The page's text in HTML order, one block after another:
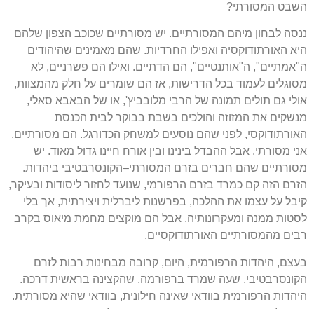
השבט המסורתי?
ננסה לבחון מיהם המסורתיים. יש מסורתיים שכוכב הצפון שלהם
היא האורתודוקסיה ואפילו החרדיות. שהם מאמינים שהיהודים
ה"אמתיים", ה"אותנטיים", הם הדתיים. ואילו הם פשרניים, לא
מסוגלים לעמוד בכל הדרישות, אז הם שומרים על חלק מהמצוות,
אולי גם תולים תמונה של הרבי מלובביץ', או של הבאבא סאלי,
מנשקים את המזוזה והולכים בשבת בבוקר לבית הכנסת
האורתודוקסי, לפני שהם נוסעים למשחק הכדורגל. הם מסורתיים.
אני מסורתי. אבל ההבדל בינינו ובין אורח חיינו גדול מאוד. יש
מסורתיים שהם חברים בזרם המסורתי–הקונסרבטיבי ביהדות.
הזרם הזה קם כמרד בזרם הרפורמי, שנועד לחזור ליסודות ובעיקר,
קיבל על עצמו את ההלכה, בפרשנות ליברלית ויצירתית, אך בלי
לסטות ממנה ומעקרונותיה. אבל הם מוקצים מחמת מיאוס בקרב
רבים מהמסורתיים האורתודוקסיים.
בעצם, היהדות הרפורמית, היום, קרובה מבחינות רבות לזרם
הקונסרבטיבי, שעה שמרד ברפורמה, שהקצינה בראשית דרכה.
היהדות הרפורמית בוודאי שאינה חילונית, בוודאי שהיא מסורתית.